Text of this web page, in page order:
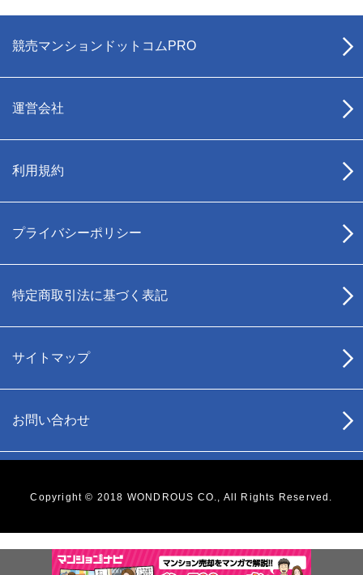
競売マンションドットコムPRO
運営会社
利用規約
プライバシーポリシー
特定商取引法に基づく表記
サイトマップ
お問い合わせ
Copyright © 2018 WONDROUS CO., All Rights Reserved.